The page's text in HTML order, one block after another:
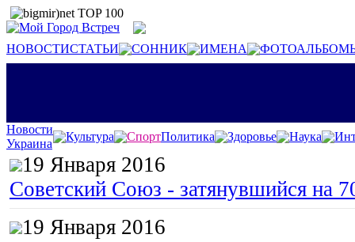
НОВОСТИСТАТЬИ СОННИК ИМЕНА
Новости
Украина
Культура СпортПолитика Здоровье Наука
19 Января 2016
Советский Союз - затянувшийся на
19 Января 2016